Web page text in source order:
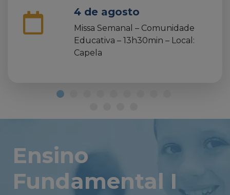
4 de agosto
Missa Semanal – Comunidade
Educativa – 13h30min – Local:
Capela
Ensino
Fundamental I